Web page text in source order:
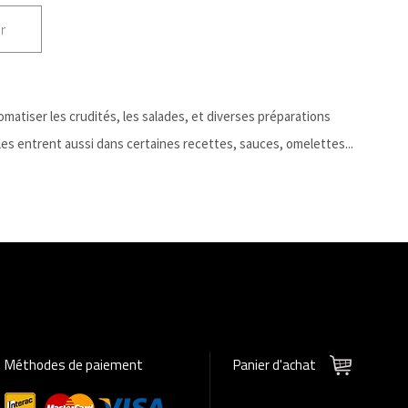
les crudités, les salades, et diverses préparations
entrent aussi dans certaines recettes, sauces, omelettes...
Méthodes de paiement Panier d'achat